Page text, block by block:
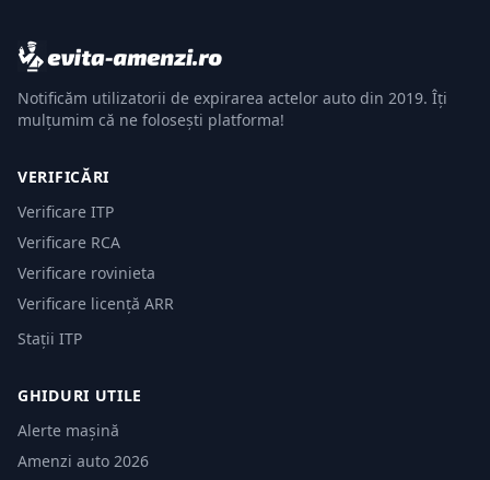
Notificăm utilizatorii de expirarea actelor auto din 2019. Îți
mulțumim că ne folosești platforma!
VERIFICĂRI
Verificare ITP
Verificare RCA
Verificare rovinieta
Verificare licență ARR
Stații ITP
GHIDURI UTILE
Alerte mașină
Amenzi auto 2026